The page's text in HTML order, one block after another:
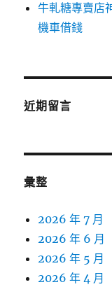
牛軋糖專賣店
機車借錢
近期留言
彙整
2026 年 7 月
2026 年 6 月
2026 年 5 月
2026 年 4 月